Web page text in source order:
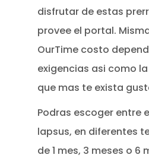
disfrutar de estas
provee el portal.
OurTime costo
exigencias asi­ como
que mas te exista
Podras escoger entre
lapsus, en diferentes
de 1 mes, 3 meses o 6